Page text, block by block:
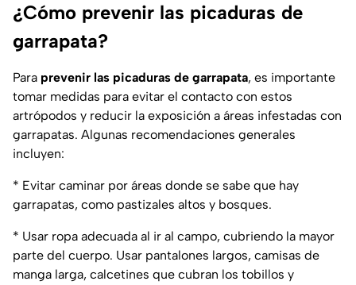
¿Cómo prevenir las picaduras de
garrapata?
Para prevenir las picaduras de garrapata, es importante
tomar medidas para evitar el contacto con estos
artrópodos y reducir la exposición a áreas infestadas con
garrapatas. Algunas recomendaciones generales
incluyen:
* Evitar caminar por áreas donde se sabe que hay
garrapatas, como pastizales altos y bosques.
* Usar ropa adecuada al ir al campo, cubriendo la mayor
parte del cuerpo. Usar pantalones largos, camisas de
manga larga, calcetines que cubran los tobillos y